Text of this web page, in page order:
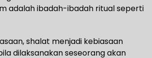
adalah ibadah-ibadah ritual seperti
shalat menjadi kebiasaan
dilaksanakan seseorang akan